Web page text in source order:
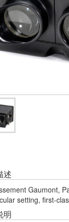
述
Gaumont,
setting, first-
明